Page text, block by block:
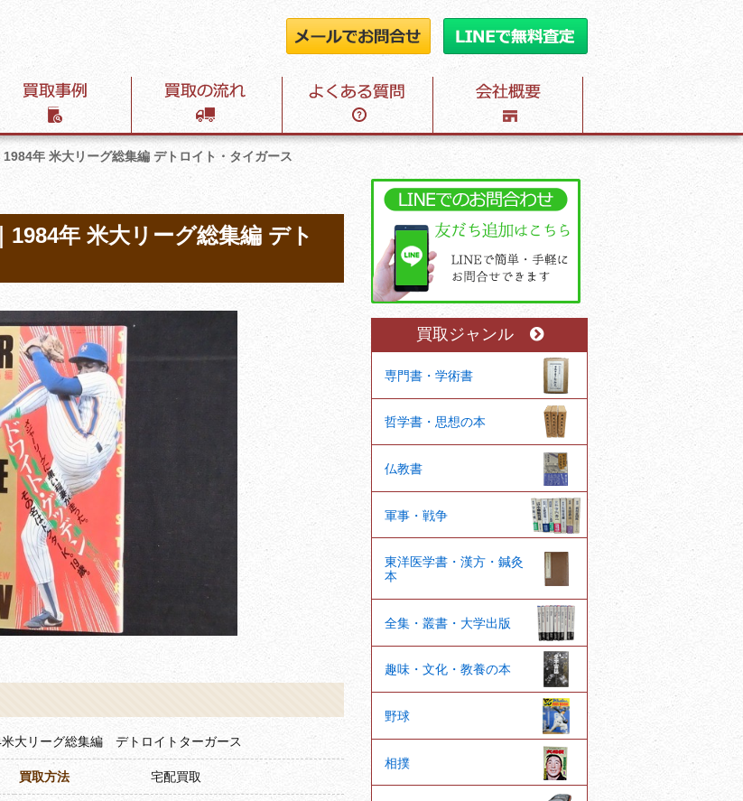
年 米大リーグ総集編 デトロイト・タイガース
年 米大リーグ総集編 デト
大リーグ総集編 デトロイトターガース
買取方法 宅配買取
買取ジャンル
専門書・学術書
哲学書・思想の本
仏教書
軍事・戦争
東洋医学書・漢方・鍼灸
本
全集・叢書・大学出版
趣味・文化・教養の本
野球
相撲